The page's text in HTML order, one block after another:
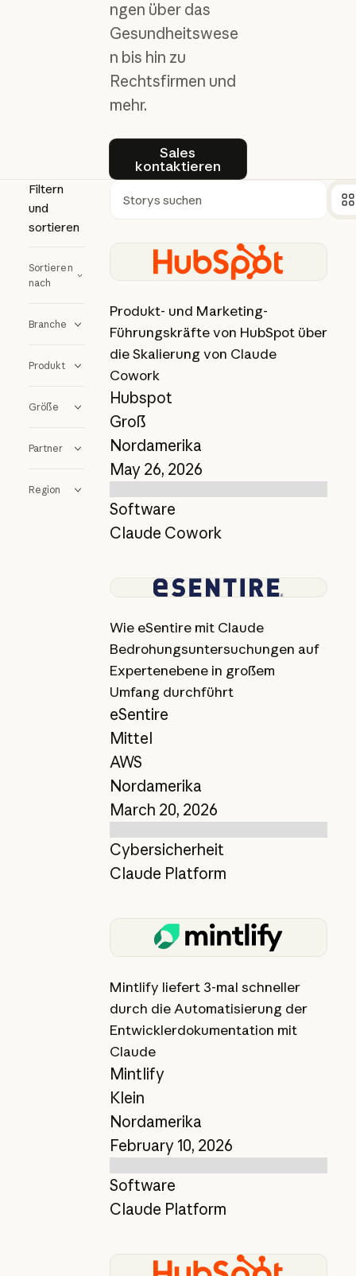
ngen über das
Gesundheitswese
n bis hin zu
Rechtsfirmen und
mehr.
Sales
kontaktieren
Sales kontaktieren
Filtern
und
sortieren
Sortieren
nach
Branche
Produkt
Größe
Partner
Region
Suchen
Bericht anzeigen
Produkt- und Marketing-
Führungskräfte von HubSpot über
die Skalierung von Claude
Cowork
Hubspot
Groß
Nordamerika
May 26, 2026
Software
Claude Cowork
Bericht anzeigen
Wie eSentire mit Claude
Bedrohungsuntersuchungen auf
Expertenebene in großem
Umfang durchführt
eSentire
Mittel
AWS
Nordamerika
March 20, 2026
Cybersicherheit
Claude Platform
Bericht anzeigen
Mintlify liefert 3-mal schneller
durch die Automatisierung der
Entwicklerdokumentation mit
Claude
Mintlify
Klein
Nordamerika
February 10, 2026
Software
Claude Platform
Bericht anzeigen